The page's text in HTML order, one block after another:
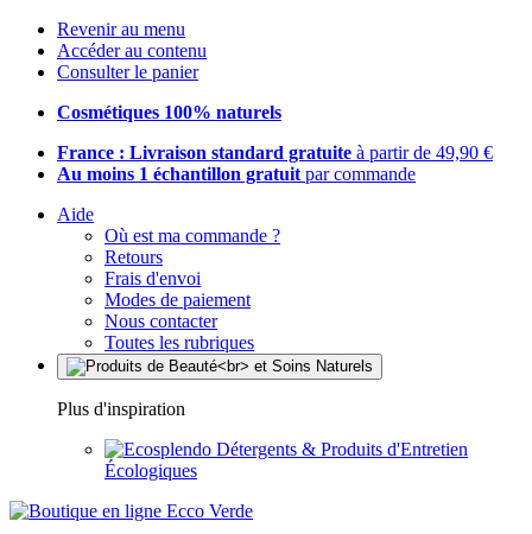
Revenir au menu
Accéder au contenu
Consulter le panier
Cosmétiques 100% naturels
France : Livraison standard gratuite à partir de 49,90 €
Au moins 1 échantillon gratuit par commande
Aide
Où est ma commande ?
Retours
Frais d'envoi
Modes de paiement
Nous contacter
Toutes les rubriques
Plus d'inspiration
Détergents & Produits d'Entretien
Écologiques